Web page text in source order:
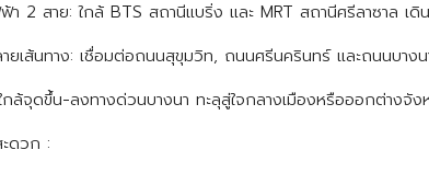
2 สาย: ใกล้ BTS สถานีแบริ่ง และ MRT สถานีศรีลาซาล เดิน
ยเส้นทาง: เชื่อมต่อถนนสุขุมวิท, ถนนศรีนครินทร์ และถนนบาง
ล้จุดขึ้น-ลงทางด่วนบางนา ทะลุสู่ใจกลางเมืองหรือออกต่างจัง
ดวก :